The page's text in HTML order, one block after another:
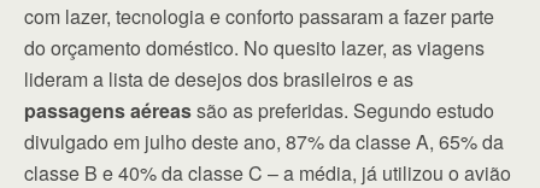
com lazer, tecnologia e conforto passaram a fazer parte
do orçamento doméstico. No quesito lazer, as viagens
lideram a lista de desejos dos brasileiros e as
passagens aéreassão as preferidas. Segundo estudo
divulgado em julho deste ano, 87% da classe A, 65% da
classe B e 40% da classe C – a média, já utilizou o avião